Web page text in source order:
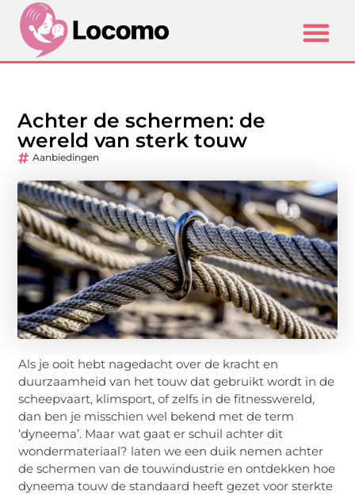
Achter de schermen: de
wereld van sterk touw
Aanbiedingen
Als je ooit hebt nagedacht over de kracht en
duurzaamheid van het touw dat gebruikt wordt in de
scheepvaart, klimsport, of zelfs in de fitnesswereld,
dan ben je misschien wel bekend met de term
‘dyneema’. Maar wat gaat er schuil achter dit
wondermateriaal? laten we een duik nemen achter
de schermen van de touwindustrie en ontdekken hoe
dyneema touw de standaard heeft gezet voor sterkte